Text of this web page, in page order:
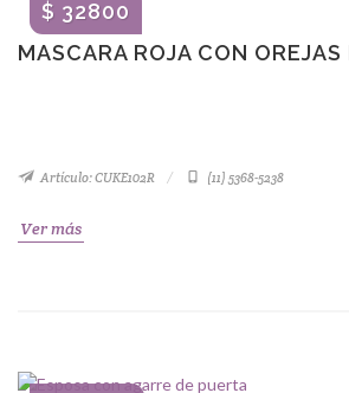
MASCARA ROJA CON OREJAS
$ 32800
Artículo: CUKE102R (11) 5368-5238
Ver más